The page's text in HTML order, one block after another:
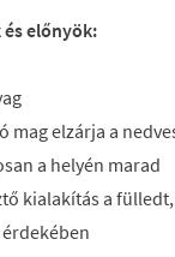
előnyök:
mag elzárja a
a helyén marad
kialakítás a